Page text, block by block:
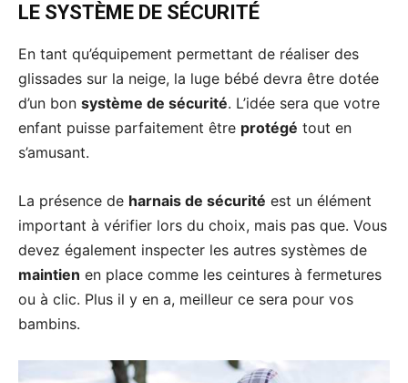
LE SYSTÈME DE SÉCURITÉ
En tant qu’équipement permettant de réaliser des
glissades sur la neige, la luge bébé devra être dotée
d’un bon système de sécurité. L’idée sera que votre
enfant puisse parfaitement être protégé tout en
s’amusant.
La présence de harnais de sécurité est un élément
important à vérifier lors du choix, mais pas que. Vous
devez également inspecter les autres systèmes de
maintien en place comme les ceintures à fermetures
ou à clic. Plus il y en a, meilleur ce sera pour vos
bambins.